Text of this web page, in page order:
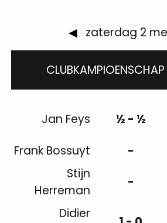
◀ zaterdag 2
CLUBKAMPIOENSCHAP
Jan Feys ½ - ½
Frank Bossuyt
-
Stijn
Herreman
-
Didier